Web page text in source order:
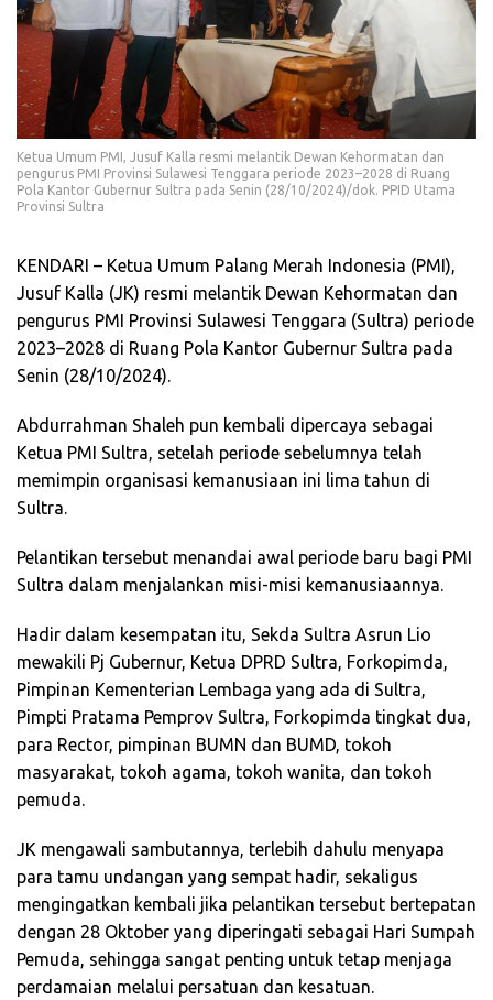
Ketua Umum PMI, Jusuf Kalla resmi melantik Dewan Kehormatan dan
pengurus PMI Provinsi Sulawesi Tenggara periode 2023–2028 di Ruang
Pola Kantor Gubernur Sultra pada Senin (28/10/2024)/dok. PPID Utama
Provinsi Sultra
KENDARI – Ketua Umum Palang Merah Indonesia (PMI),
Jusuf Kalla (JK) resmi melantik Dewan Kehormatan dan
pengurus PMI Provinsi Sulawesi Tenggara (Sultra) periode
2023–2028 di Ruang Pola Kantor Gubernur Sultra pada
Senin (28/10/2024).
Abdurrahman Shaleh pun kembali dipercaya sebagai
Ketua PMI Sultra, setelah periode sebelumnya telah
memimpin organisasi kemanusiaan ini lima tahun di
Sultra.
Pelantikan tersebut menandai awal periode baru bagi PMI
Sultra dalam menjalankan misi-misi kemanusiaannya.
Hadir dalam kesempatan itu, Sekda Sultra Asrun Lio
mewakili Pj Gubernur, Ketua DPRD Sultra, Forkopimda,
Pimpinan Kementerian Lembaga yang ada di Sultra,
Pimpti Pratama Pemprov Sultra, Forkopimda tingkat dua,
para Rector, pimpinan BUMN dan BUMD, tokoh
masyarakat, tokoh agama, tokoh wanita, dan tokoh
pemuda.
JK mengawali sambutannya, terlebih dahulu menyapa
para tamu undangan yang sempat hadir, sekaligus
mengingatkan kembali jika pelantikan tersebut bertepatan
dengan 28 Oktober yang diperingati sebagai Hari Sumpah
Pemuda, sehingga sangat penting untuk tetap menjaga
perdamaian melalui persatuan dan kesatuan.